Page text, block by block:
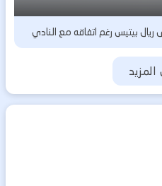
ريال بيتيس رغم اتفاقه مع النادي